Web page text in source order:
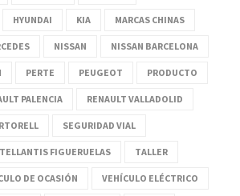
HYUNDAI KIA MARCAS CHINAS
NISSAN NISSAN BARCELONA
PERTE PEUGEOT PRODUCTO
PALENCIA RENAULT VALLADOLID
SEGURIDAD VIAL
FIGUERUELAS TALLER
DE OCASIÓN VEHÍCULO ELÉCTRICO